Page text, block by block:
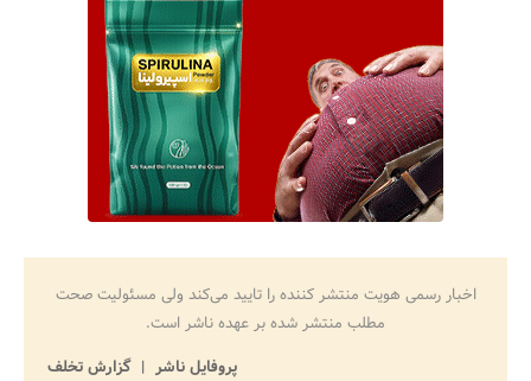
اخبار رسمی هویت منتشر کننده را تایید می‌کند ولی مسئولیت صحت
مطلب منتشر شده بر عهده ناشر است.
پروفایل ناشر
گزارش تخلف